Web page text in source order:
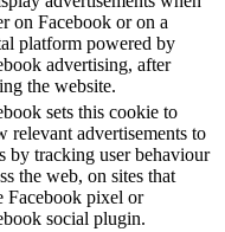
on Facebook or on a
platform powered by
advertising, after
the website.
sets this cookie to
relevant advertisements to
by tracking user behaviour
the web, on sites that
Facebook pixel or
social plugin.